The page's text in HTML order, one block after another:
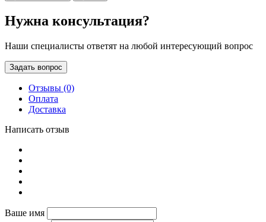
Нужна консультация?
Наши специалисты ответят на любой интересующий вопрос
Задать вопрос
Отзывы (0)
Оплата
Доставка
Написать отзыв
Ваше имя